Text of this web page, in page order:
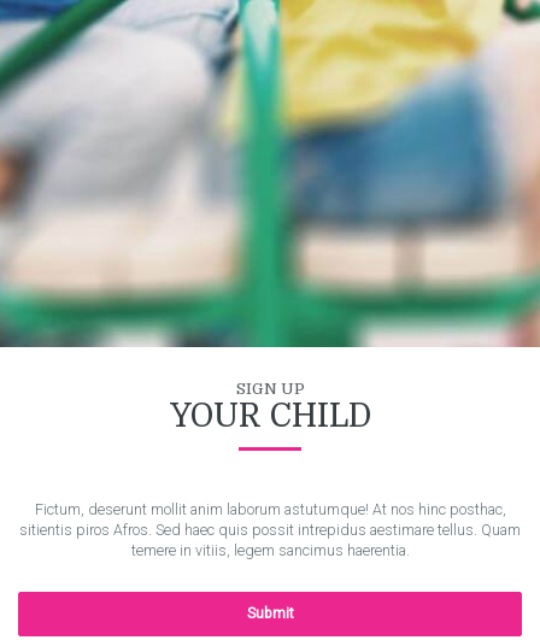
SIGN UP
YOUR CHILD
Fictum, deserunt mollit anim laborum astutumque! At nos hinc posthac,
sitientis piros Afros. Sed haec quis possit intrepidus aestimare tellus. Quam
temere in vitiis, legem sancimus haerentia.